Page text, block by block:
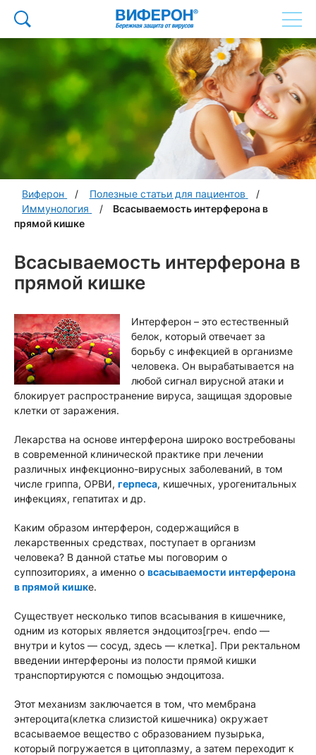
Виферон
Полезные статьи для пациентов
Иммунология
Всасываемость интерферона в
прямой кишке
Всасываемость интерферона в
прямой кишке
Интерферон – это естественный
белок, который отвечает за
борьбу с инфекцией в организме
человека. Он вырабатывается на
любой сигнал вирусной атаки и
блокирует распространение вируса, защищая здоровые
клетки от заражения.
Лекарства на основе интерферона широко востребованы
в современной клинической практике при лечении
различных инфекционно-вирусных заболеваний, в том
числе гриппа, ОРВИ, герпеса, кишечных, урогенитальных
инфекциях, гепатитах и др.
Каким образом интерферон, содержащийся в
лекарственных средствах, поступает в организм
человека? В данной статье мы поговорим о
суппозиториях, а именно о всасываемости интерферона
в прямой кишке.
Существует несколько типов всасывания в кишечнике,
одним из которых является эндоцитоз[греч. endo —
внутри и kytos — сосуд, здесь — клетка]. При ректальном
введении интерфероны из полости прямой кишки
транспортируются с помощью эндоцитоза.
Этот механизм заключается в том, что мембрана
энтероцита(клетка слизистой кишечника) окружает
всасываемое вещество с образованием пузырька,
который погружается в цитоплазму, а затем переходит к